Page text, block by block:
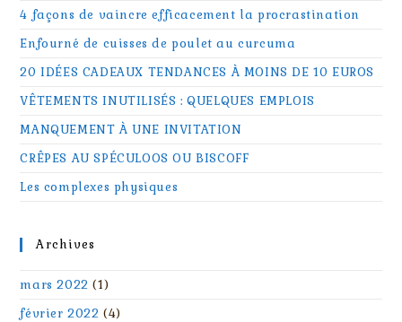
4 façons de vaincre efficacement la procrastination
Enfourné de cuisses de poulet au curcuma
20 IDÉES CADEAUX TENDANCES À MOINS DE 10 EUROS
VÊTEMENTS INUTILISÉS : QUELQUES EMPLOIS
MANQUEMENT À UNE INVITATION
CRÊPES AU SPÉCULOOS OU BISCOFF
Les complexes physiques
Archives
mars 2022 (1)
février 2022 (4)